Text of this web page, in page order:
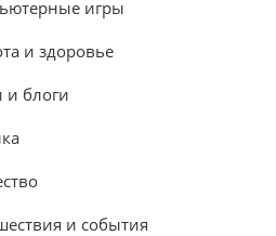
игры
и здоровье
блоги
и события